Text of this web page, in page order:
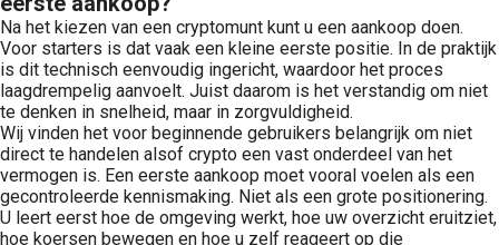
Na het kiezen van een cryptomunt kunt u een aankoop doen.
Voor starters is dat vaak een kleine eerste positie. In de praktijk
is dit technisch eenvoudig ingericht, waardoor het proces
laagdrempelig aanvoelt. Juist daarom is het verstandig om niet
te denken in snelheid, maar in zorgvuldigheid.
Wij vinden het voor beginnende gebruikers belangrijk om niet
direct te handelen alsof crypto een vast onderdeel van het
vermogen is. Een eerste aankoop moet vooral voelen als een
gecontroleerde kennismaking. Niet als een grote positionering.
U leert eerst hoe de omgeving werkt, hoe uw overzicht eruitziet,
hoe koersen bewegen en hoe u zelf reageert op die